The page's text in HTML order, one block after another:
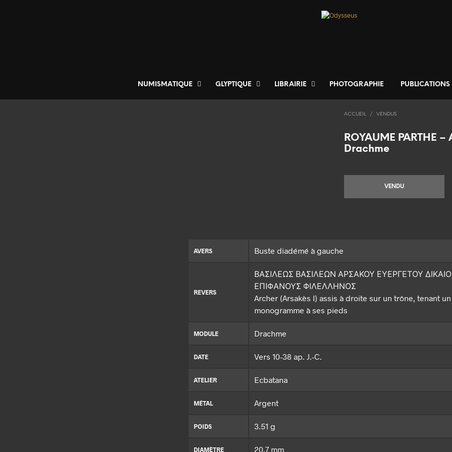
NUMISMATIQUE GLYPTIQUE LIBRAIRIE PHOTOGRAPHIE PUBLICATIONS
ACCUEIL / VENDUS
ROYAUME PARTHE
Drachme
VENDU
AVERS Buste diadémé à gauche
REVERS
ΒΑΣΙΛΕΩΣ ΒΑΣΙΛΕΩΝ ΑΡΣΑΚΟΥ ΕΥΕΡΓΕΤΟΥ
ΕΠΙΦΑΝΟΥΣ ΦΙΛΕΛΛΗΝΟΣ
Archer (Arsakès I) assis à droite sur un trône, tenant un
monogramme à ses pieds
MODULE Drachme
DATE Vers 10-38 ap. J.-C.
ATELIER Ecbatana
MÉTAL Argent
POIDS 3.51 g
DIAMÈTRE 20.7 mm